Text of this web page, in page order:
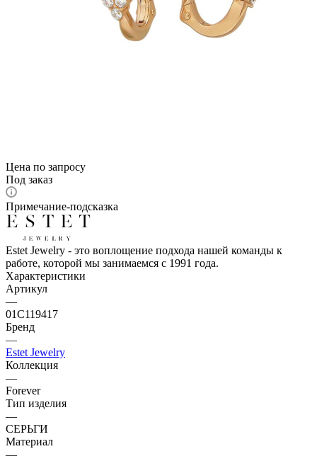
Цена по запросу
Под заказ
Примечание-подсказка
Estet Jewelry - это воплощение подхода нашей команды к
работе, которой мы занимаемся с 1991 года.
Характеристики
Артикул
—
01С119417
Бренд
—
Estet Jewelry
Коллекция
—
Forever
Тип изделия
—
СЕРЬГИ
Материал
—